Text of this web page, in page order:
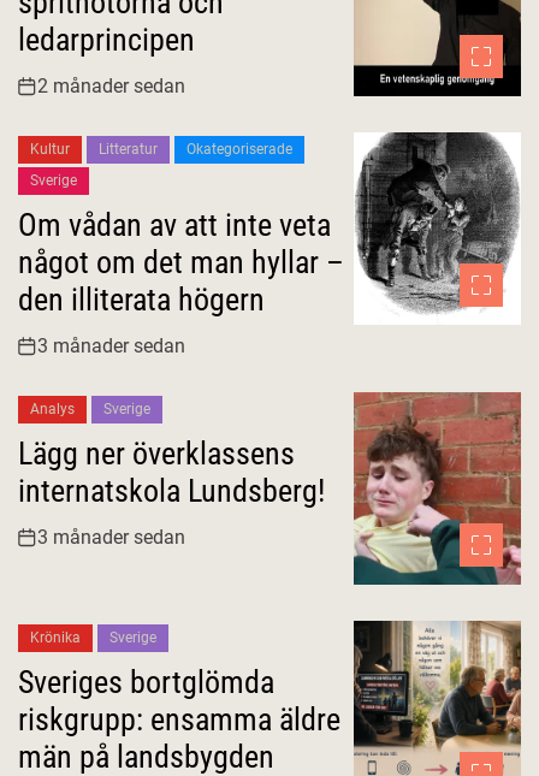
ledarprincipen
2 månader sedan
Kultur Litteratur
Okategoriserade
Sverige
Om vådan av att inte veta
något om det man hyllar –
den illiterata högern
3 månader sedan
Analys Sverige
Lägg ner överklassens
internatskola Lundsberg!
3 månader sedan
Krönika Sverige
Sveriges bortglömda
riskgrupp: ensamma äldre
män på landsbygden